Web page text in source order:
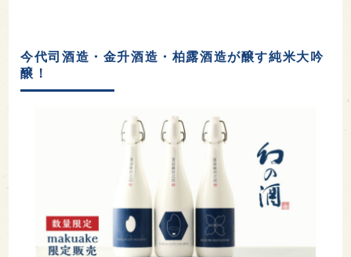
今代司酒造・金升酒造・柏露酒造が醸す純米大吟
醸！